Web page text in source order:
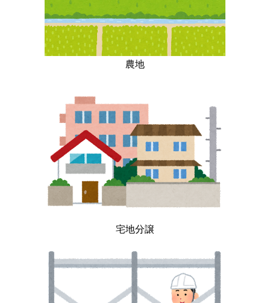
農地
宅地分譲